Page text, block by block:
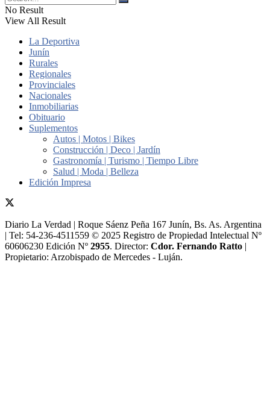
No Result
View All Result
La Deportiva
Junín
Rurales
Regionales
Provinciales
Nacionales
Inmobiliarias
Obituario
Suplementos
Autos | Motos | Bikes
Construcción | Deco | Jardín
Gastronomía | Turismo | Tiempo Libre
Salud | Moda | Belleza
Edición Impresa
Diario La Verdad | Roque Sáenz Peña 167 Junín, Bs. As. Argentina
| Tel: 54-236-4511559 © 2025 Registro de Propiedad Intelectual Nº
60606230 Edición Nº 2955. Director:​ Cdor. Fernando Ratto |
Propietario:​ Arzobispado de Mercedes - Luján.